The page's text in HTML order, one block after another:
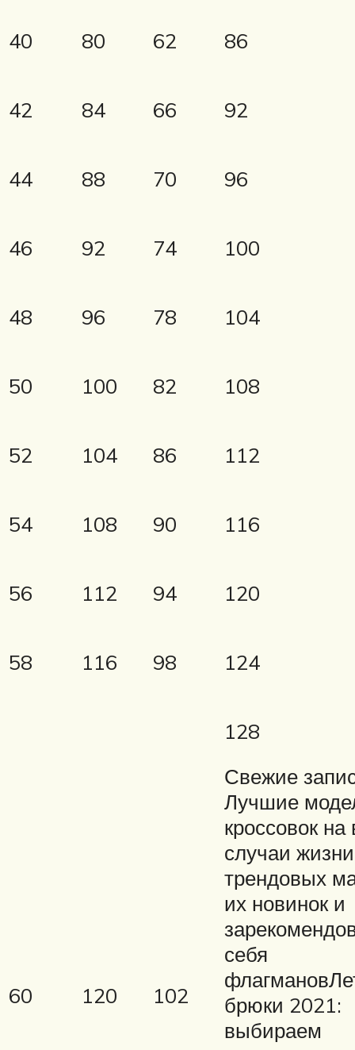
40 80 62 86
42 84 66 92
44 88 70 96
46 92 74 100
48 96 78 104
50 100 82 108
52 104 86 112
54 108 90 116
56 112 94 120
58 116 98 124
60 120 102
128
Свежие
Лучшие
кроссовок на
случаи
трендовых
их новинок и
себя
брюки 2021:
выбираем